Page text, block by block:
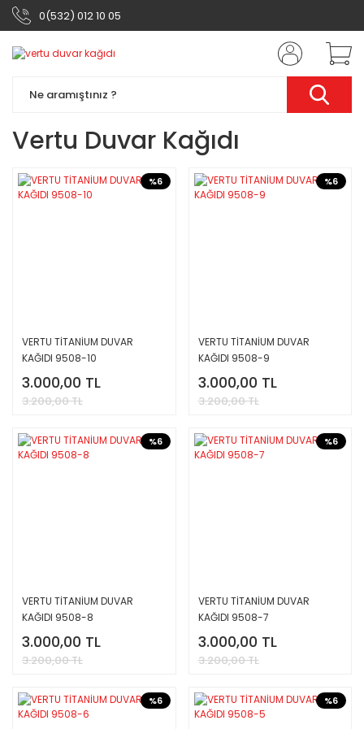
0(532) 012 10 05
Vertu Duvar Kağıdı
%6
VERTU TİTANİUM DUVAR
KAĞIDI 9508-10
3.000,00 TL
3.200,00 TL
%6
VERTU TİTANİUM DUVAR
KAĞIDI 9508-9
3.000,00 TL
3.200,00 TL
%6
VERTU TİTANİUM DUVAR
KAĞIDI 9508-8
3.000,00 TL
3.200,00 TL
%6
VERTU TİTANİUM DUVAR
KAĞIDI 9508-7
3.000,00 TL
3.200,00 TL
%6 %6